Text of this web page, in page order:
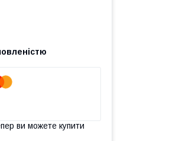
ви можете купити